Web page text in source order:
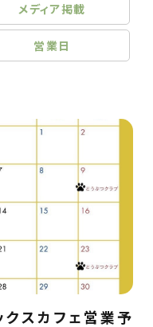
メディア掲載
営業日
クスカフェ営業予